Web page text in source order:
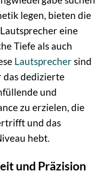
legen, bieten die
eine
Tiefe als auch
Lautsprechersind
das dedizierte
und
zu erzielen, die
und das
hebt.
und Präzision